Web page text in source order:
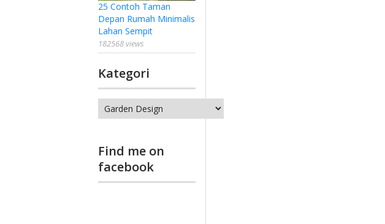
25 Contoh Taman
Depan Rumah Minimalis
Lahan Sempit
182568 views
Kategori
Kategori
Find me on
facebook